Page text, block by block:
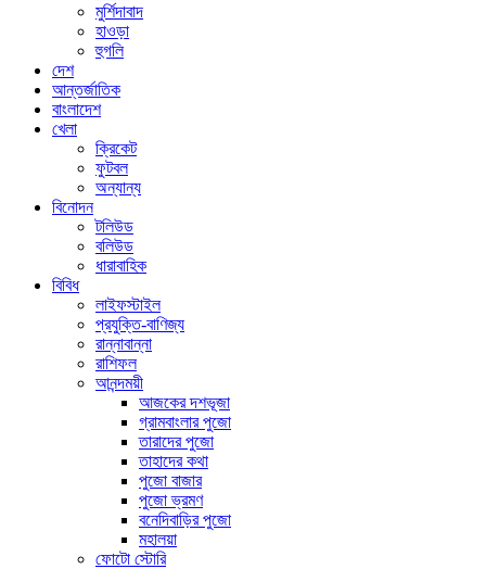
মুর্শিদাবাদ
হাওড়া
হুগলি
দেশ
আন্তর্জাতিক
বাংলাদেশ
খেলা
ক্রিকেট
ফুটবল
অন্যান্য
বিনোদন
টলিউড
বলিউড
ধারাবাহিক
বিবিধ
লাইফস্টাইল
প্রযুক্তি-বাণিজ্য
রান্নাবান্না
রাশিফল
আনন্দময়ী
আজকের দশভূজা
গ্রামবাংলার পুজো
তারাদের পুজো
তাহাদের কথা
পুজো বাজার
পুজো ভ্রমণ
বনেদিবাড়ির পুজো
মহালয়া
ফোটো স্টোরি